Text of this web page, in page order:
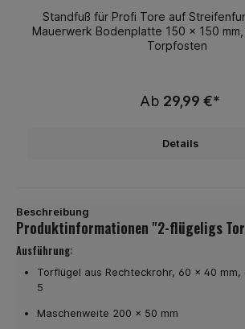
Standfuß für Profi Tore auf
Mauerwerk Bodenplatte 150 x 150
Torpfosten
Ab 29,99 €*
Details
Beschreibung
Produktinformationen "2-flügeligs
Ausführung:
Torflügel aus Rechteckrohr, 60 x 40 mm,
5
Maschenweite 200 x 50 mm